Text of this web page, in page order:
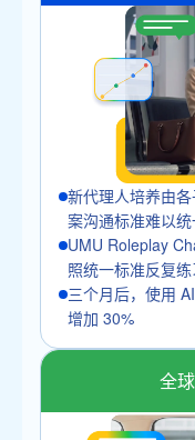
新代理人培养由
案沟通标准难以
UMU Roleplay
照统一标准反复
三个月后，使用
增加 30%
全